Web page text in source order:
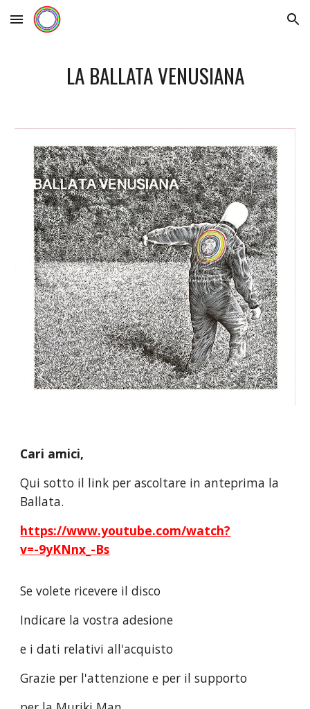
Skip to main content Skip to navigation
LA BALLATA VENUSIANA
Cari amici,
Qui sotto il link per ascoltare in anteprima la
Ballata.
https://www.youtube.com/watch?
v=-9yKNnx_-Bs
Se volete ricevere il disco
Indicare la vostra adesione
e i dati relativi all'acquisto
Grazie per l'attenzione e per il supporto